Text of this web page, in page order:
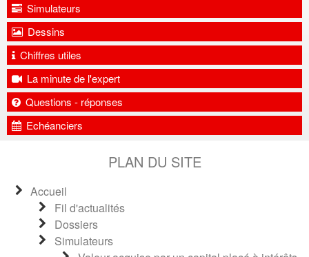
Simulateurs
Dessins
Chiffres utiles
La minute de l'expert
Questions - réponses
Echéanciers
PLAN DU SITE
Accueil
Fil d'actualités
Dossiers
Simulateurs